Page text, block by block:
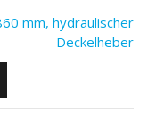
mm, hydraulischer
Deckelheber